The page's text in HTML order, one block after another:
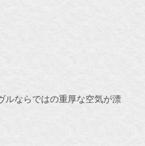
ルならではの重厚な空気が漂